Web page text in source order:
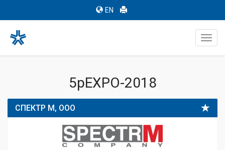
EN
5pEXPO-2018
СПЕКТР М, ООО